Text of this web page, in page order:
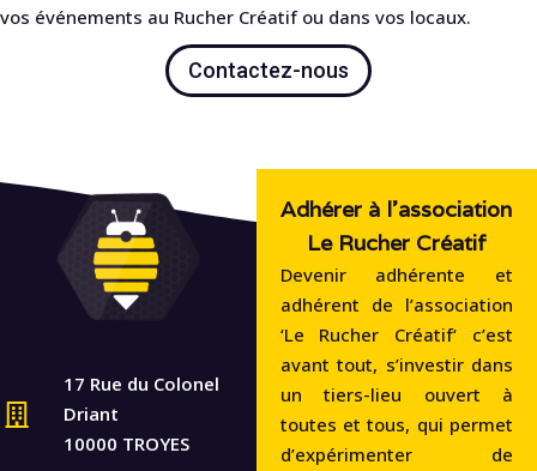
vos événements au Rucher Créatif ou dans vos locaux.
Contactez-nous
17 Rue du Colonel
Driant
10000 TROYES
Adhérer à l'association
Le Rucher Créatif
Devenir adhérente et
adhérent de l’association
‘Le Rucher Créatif‘ c’est
avant tout, s’investir dans
un tiers-lieu ouvert à
toutes et tous, qui permet
d’expérimenter de